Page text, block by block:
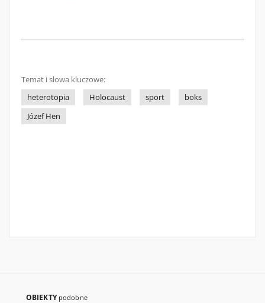
Temat i słowa kluczowe:
heterotopia
Holocaust sport
boks
Józef Hen
OBIEKTY podobne